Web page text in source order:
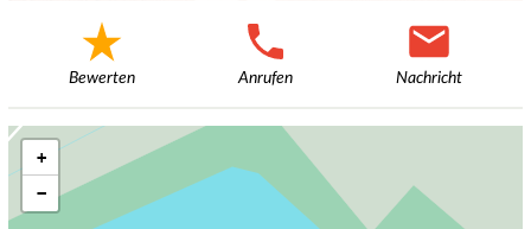
Bewerten Anrufen Nachricht
+
−